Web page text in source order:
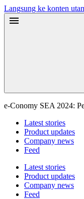
Langsung ke konten
e-Conomy SEA 2024:
Latest stories
Product updates
Company news
Feed
Latest stories
Product updates
Company news
Feed